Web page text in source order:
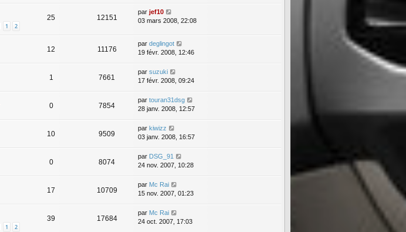
1 2
25 12151
par jef10
03 mars 2008, 22:08
12 11176
par deglingot
19 févr. 2008, 12:46
1 7661
par suzuki
17 févr. 2008, 09:24
0 7854
par touran31dsg
28 janv. 2008, 12:57
10 9509
par kiwizz
03 janv. 2008, 16:57
0 8074
par DSG_91
24 nov. 2007, 10:28
17 10709
par Mc Rai
15 nov. 2007, 01:23
1 2
39 17684
par Mc Rai
24 oct. 2007, 17:03